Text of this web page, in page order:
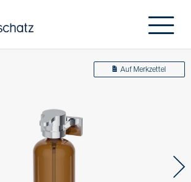
Auf Merkzettel